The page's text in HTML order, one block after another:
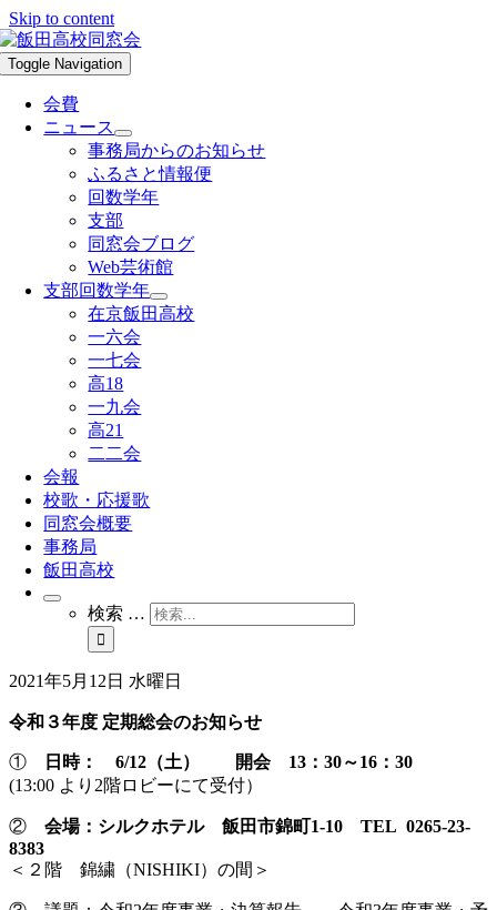
Skip to content
Toggle Navigation
会費
ニュース
事務局からのお知らせ
ふるさと情報便
回数学年
支部
同窓会ブログ
Web芸術館
支部回数学年
在京飯田高校
一六会
一七会
高18
一九会
高21
二二会
会報
校歌・応援歌
同窓会概要
事務局
飯田高校
検索 …
2021年5月12日 水曜日
令和３年度 定期総会のお知らせ
①
日時： 6/12（土） 開会 13：30～16：30
(13:00 より2階ロビーにて受付）
② 会場：シルクホテル 飯田市錦町1-10 TEL 0265-23-
8383
＜２階 錦繍（NISHIKI）の間＞